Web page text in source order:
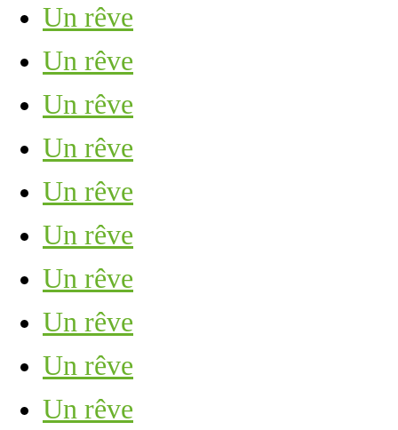
Un rêve
Un rêve
Un rêve
Un rêve
Un rêve
Un rêve
Un rêve
Un rêve
Un rêve
Un rêve